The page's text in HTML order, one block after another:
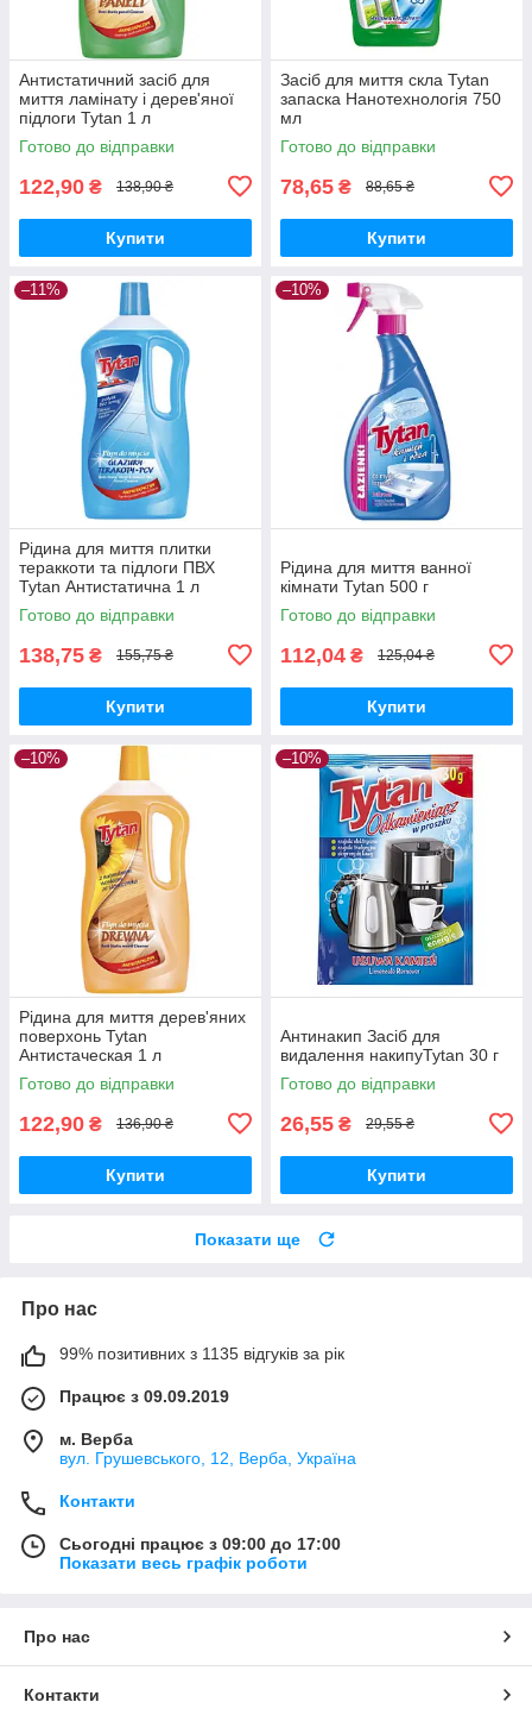
Антистатичний засіб для
миття ламінату і дерев'яної
підлоги Tytan 1 л
Готово до відправки
122,90 ₴ 138,90 ₴
Купити
Засіб для миття скла Tytan
запаска Нанотехнологія 750
мл
Готово до відправки
78,65 ₴ 88,65 ₴
Купити
–11%
Рідина для миття плитки
тераккоти та підлоги ПВХ
Tytan Антистатична 1 л
Готово до відправки
138,75 ₴ 155,75 ₴
Купити
–10%
Рідина для миття ванної
кімнати Tytan 500 г
Готово до відправки
112,04 ₴ 125,04 ₴
Купити
–10%
Рідина для миття дерев'яних
поверхонь Tytan
Антистаческая 1 л
Готово до відправки
122,90 ₴ 136,90 ₴
Купити
–10%
Антинакип Засіб для
видалення накипуTytan 30 г
Готово до відправки
26,55 ₴ 29,55 ₴
Купити
Показати ще
Про нас
99% позитивних з 1135 відгуків за рік
Працює з 09.09.2019
м. Верба
вул. Грушевського, 12, Верба, Україна
Контакти
Сьогодні працює з 09:00 до 17:00
Показати весь графік роботи
Про нас
Контакти